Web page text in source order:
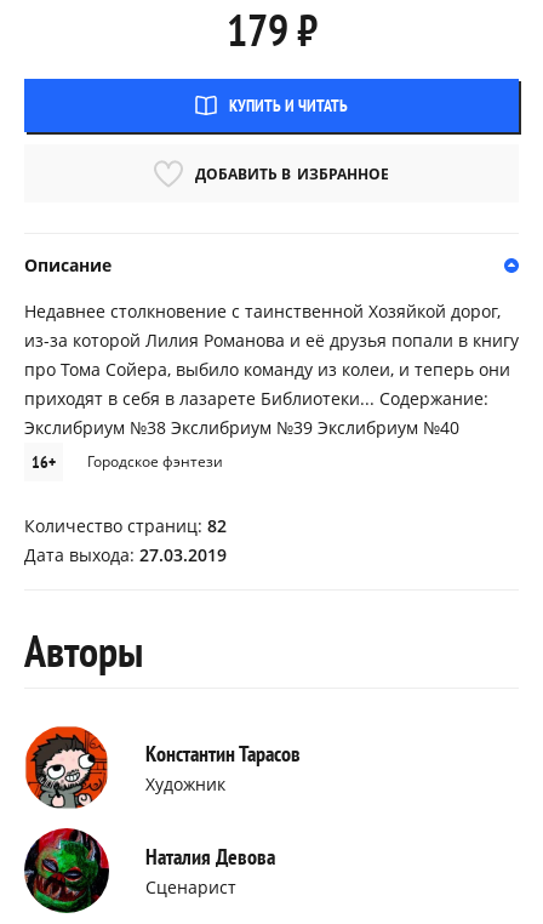
179 ₽
КУПИТЬ И ЧИТАТЬ
ДОБАВИТЬ В ИЗБРАННОЕ
Описание
Недавнее столкновение с таинственной Хозяйкой дорог,
из-за которой Лилия Романова и её друзья попали в книгу
про Тома Сойера, выбило команду из колеи, и теперь они
приходят в себя в лазарете Библиотеки... Содержание:
Экслибриум №38 Экслибриум №39 Экслибриум №40
16+ Городское фэнтези
Количество страниц: 82
Дата выхода: 27.03.2019
Авторы
Константин Тарасов
Художник
Наталия Девова
Сценарист